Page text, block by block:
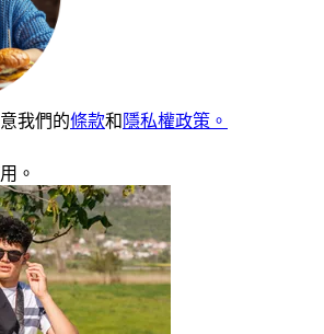
我們的條款和 隱私權政策。
。